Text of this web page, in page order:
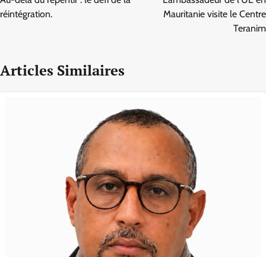
l’article
réintégration.
Mauritanie visite le Centre
Teranim
Articles Similaires